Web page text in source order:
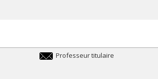
Professeur titulaire